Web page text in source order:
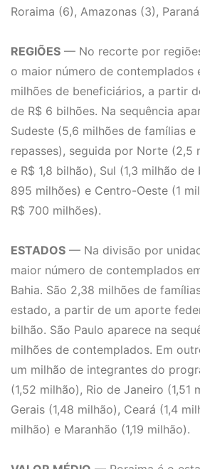
Roraima (6), Amazonas (3),
REGIÕES — No recorte por
o maior número de contemplados
milhões de beneficiários, a partir
de R$ 6 bilhões. Na sequência
Sudeste (5,6 milhões de famílias e
repasses), seguida por Norte (2,5
e R$ 1,8 bilhão), Sul (1,3 milhão
895 milhões) e Centro-Oeste (1
R$ 700 milhões).
ESTADOS — Na divisão por
maior número de contemplados
Bahia. São 2,38 milhões de
estado, a partir de um aporte
bilhão. São Paulo aparece na
milhões de contemplados. Em
um milhão de integrantes do
(1,52 milhão), Rio de Janeiro (1,51
Gerais (1,48 milhão), Ceará (1,4
milhão) e Maranhão (1,19 milhão).